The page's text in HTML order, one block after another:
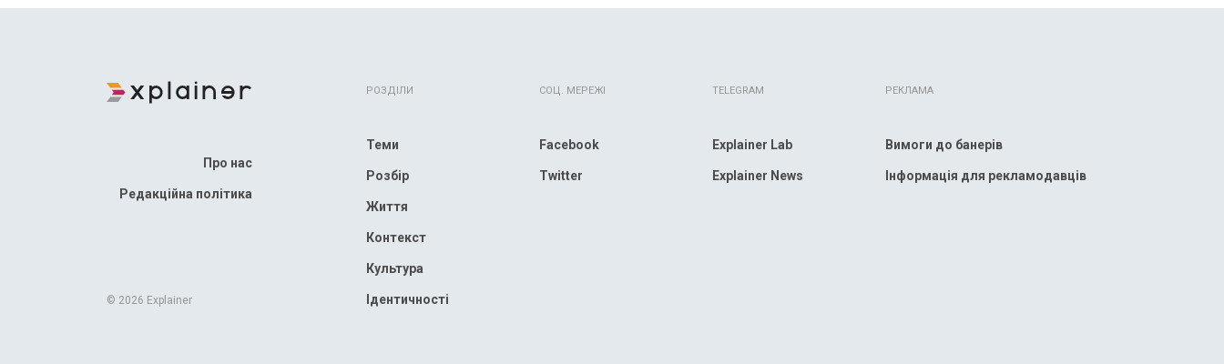
РОЗДІЛИ СОЦ. МЕРЕЖІ TELEGRAM РЕКЛАМА
Про нас
Редакційна політика
© 2026 Explainer
Теми
Розбір
Життя
Контекст
Культура
Ідентичності
Facebook
Twitter
Explainer Lab
Explainer News
Вимоги до банерів
Інформація для рекламодавців